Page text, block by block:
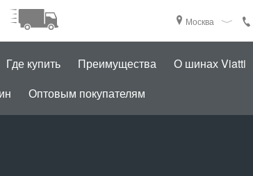
Москва
Где купить Преимущества О шинах Viatti
Оптовым покупателям